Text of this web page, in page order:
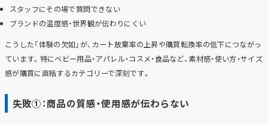
スタッフにその場で質問できない
ブランドの温度感・世界観が伝わりにくい
こうした「体験の欠如」が、カート放棄率の上昇や購買転換率の低下につながっ
ています。特にベビー用品・アパレル・コスメ・食品など、素材感・使い方・サイズ
感が購買に直結するカテゴリーで深刻です。
失敗①：商品の質感・使用感が伝わらない